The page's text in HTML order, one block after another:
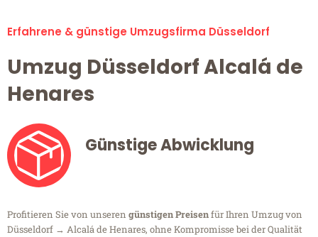
Erfahrene & günstige Umzugsfirma Düsseldorf
Umzug Düsseldorf Alcalá de
Henares
Günstige Abwicklung
Profitieren Sie von unseren günstigen Preisenfür Ihren Umzug von
Düsseldorf → Alcalá de Henares, ohne Kompromisse bei der Qualität